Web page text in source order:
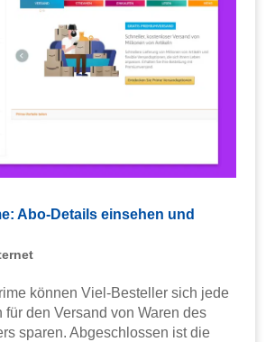
Abo-Details einsehen und
können Viel-Besteller sich jede
für den Versand von Waren des
sparen. Abgeschlossen ist die